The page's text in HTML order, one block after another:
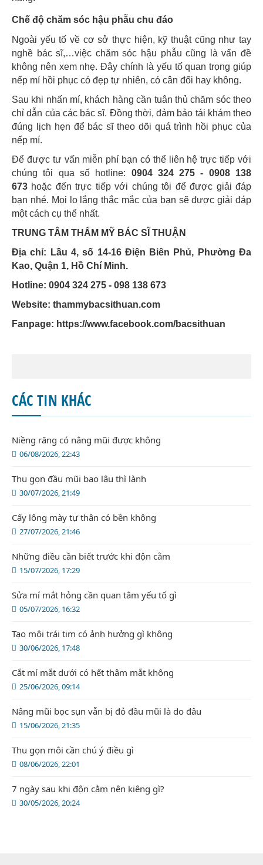
Chế độ chăm sóc hậu phẫu chu đáo
Ngoài yếu tố về cơ sở thực hiện, kỹ thuật cũng như tay
nghề bác sĩ,…việc chăm sóc hậu phẫu cũng là vấn đề
không nên xem nhẹ. Đây chính là yếu tố quan trọng giúp
nếp mí hồi phục có đẹp tự nhiên, có cân đối hay không.
Sau khi nhấn mí, khách hàng cần tuân thủ chăm sóc theo
chỉ dẫn của các bác sĩ. Đồng thời, đảm bảo tái khám theo
đúng lịch hẹn để bác sĩ theo dõi quá trình hồi phục của
nếp mí.
Để được tư vấn miễn phí bạn có thể liên hệ trực tiếp với
chúng tôi qua số hotline: 0904 324 275 - 0908 138
673 hoặc đến trực tiếp với chúng tôi để được giải đáp
bạn nhé. Mọi lo lắng thắc mắc của bạn sẽ được giải đáp
một cách cụ thể nhất.
TRUNG TÂM THẨM MỸ BÁC SĨ THUẬN
Địa chỉ: Lầu 4, số 14-16 Điện Biên Phủ, Phường Đa
Kao, Quận 1, Hồ Chí Minh.
Hotline: 0904 324 275 - 098 138 673
Website: thammybacsithuan.com
Fanpage: https://www.facebook.com/bacsithuan
CÁC TIN KHÁC
06/08/2026, 22:43
Niềng răng có nâng mũi được không
30/07/2026, 21:49
Thu gọn đầu mũi bao lâu thì lành
27/07/2026, 21:46
Cấy lông mày tự thân có bền không
15/07/2026, 17:29
Những điều cần biết trước khi độn cằm
05/07/2026, 16:32
Sửa mí mắt hỏng cần quan tâm yếu tố gì
30/06/2026, 17:48
Tạo môi trái tim có ảnh hưởng gì không
25/06/2026, 09:14
Cắt mí mắt dưới có hết thâm mắt không
15/06/2026, 21:35
Nâng mũi bọc sụn vẫn bị đỏ đầu mũi là do đâu
08/06/2026, 22:01
Thu gọn môi cần chú ý điều gì
30/05/2026, 20:24
7 ngày sau khi độn cằm nên kiêng gì?